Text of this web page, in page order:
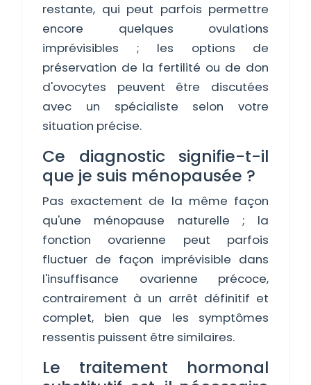
restante, qui peut parfois permettre
encore quelques ovulations
imprévisibles ; les options de
préservation de la fertilité ou de don
d'ovocytes peuvent être discutées
avec un spécialiste selon votre
situation précise.
Ce diagnostic signifie-t-il
que je suis ménopausée ?
Pas exactement de la même façon
qu'une ménopause naturelle ; la
fonction ovarienne peut parfois
fluctuer de façon imprévisible dans
l'insuffisance ovarienne précoce,
contrairement à un arrêt définitif et
complet, bien que les symptômes
ressentis puissent être similaires.
Le traitement hormonal